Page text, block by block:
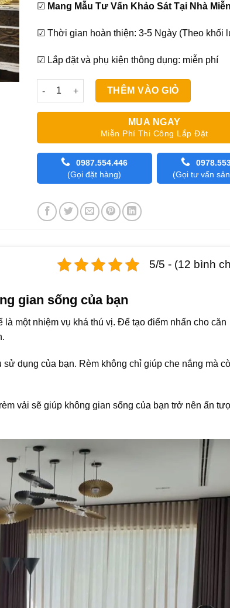
☑ Mang Mẫu Tư Vấn Khảo Sát Tại Nhà
☑ Thời gian hoàn thiện: 3-5 Ngày (Theo khối
☑ Lắp đặt và phụ kiện thông dụng: miễn phí
Rèm phòng khách tân cổ điển đẹp và cao cấp
THÊM VÀO GIỎ
MUA NGAY
Miễn Phí Thi Công Lắp Đặt
0987.554.446
(Gọi đặt hàng)
(Gọi tư vấn
5/5 - (12 bình
gian sống của bạn
một nhiệm vụ khá thú vị. Để tạo điểm nhấn cho căn
dụng của bạn. Rèm không chỉ giúp che nắng mà
vải sẽ giúp không gian sống của bạn trở nên ấn